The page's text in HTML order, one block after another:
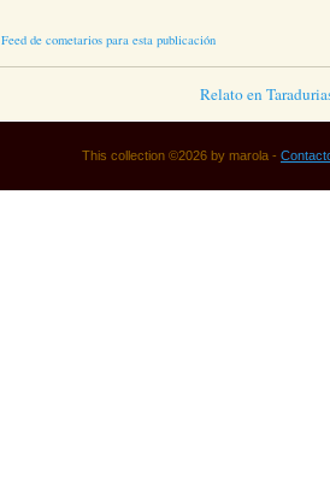
Feed de cometarios para esta publicación
Relato en
This collection ©2026 by marola -